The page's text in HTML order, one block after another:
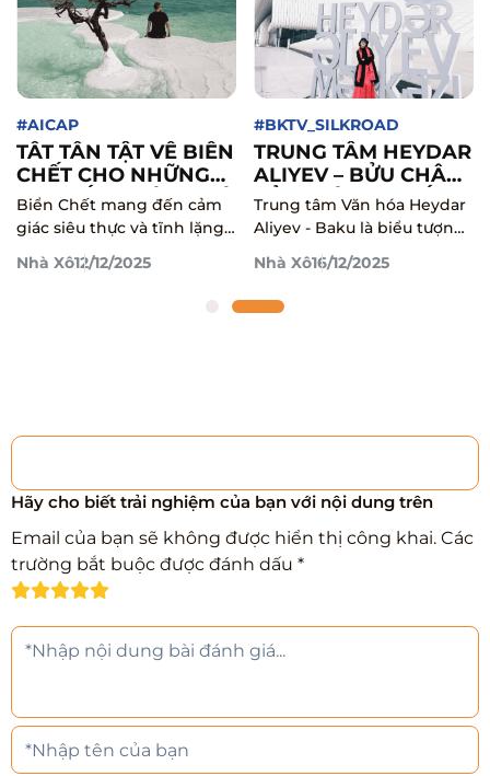
#AICAP
TẤT TẦN TẬT VỀ BIỂN
CHẾT CHO NHỮNG
AI MUỐN KHÁM PHÁ
AI CẬP – JORDAN!
Biển Chết mang đến cảm
giác siêu thực và tĩnh lặng
hiếm có, cùng Nhà Xô
khám phá điểm dừng chân
Nhà Xô12/12/2025
#BKTV_SILKROAD
TRUNG TÂM HEYDAR
ALIYEV – BỬU CHÂU
CỦA THÀNH PHỐ
BAKU
Trung tâm Văn hóa Heydar
Aliyev - Baku là biểu tượng
kiến trúc đương đại, đánh
dấu sự chuyển mình của
Azerbaijan sau năm 1991.
Nhà Xô16/12/2025
Hãy cho biết trải nghiệm của bạn với nội dung trên
Email của bạn sẽ không được hiển thị công khai. Các
trường bắt buộc được đánh dấu *